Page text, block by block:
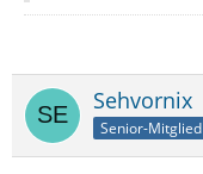
Sehvornix
Senior-Mitglied